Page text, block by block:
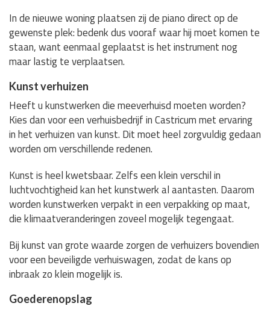
In de nieuwe woning plaatsen zij de piano direct op de
gewenste plek: bedenk dus vooraf waar hij moet komen te
staan, want eenmaal geplaatst is het instrument nog
maar lastig te verplaatsen.
Kunst verhuizen
Heeft u kunstwerken die meeverhuisd moeten worden?
Kies dan voor een verhuisbedrijf in Castricum met ervaring
in het verhuizen van kunst. Dit moet heel zorgvuldig gedaan
worden om verschillende redenen.
Kunst is heel kwetsbaar. Zelfs een klein verschil in
luchtvochtigheid kan het kunstwerk al aantasten. Daarom
worden kunstwerken verpakt in een verpakking op maat,
die klimaatveranderingen zoveel mogelijk tegengaat.
Bij kunst van grote waarde zorgen de verhuizers bovendien
voor een beveiligde verhuiswagen, zodat de kans op
inbraak zo klein mogelijk is.
Goederenopslag